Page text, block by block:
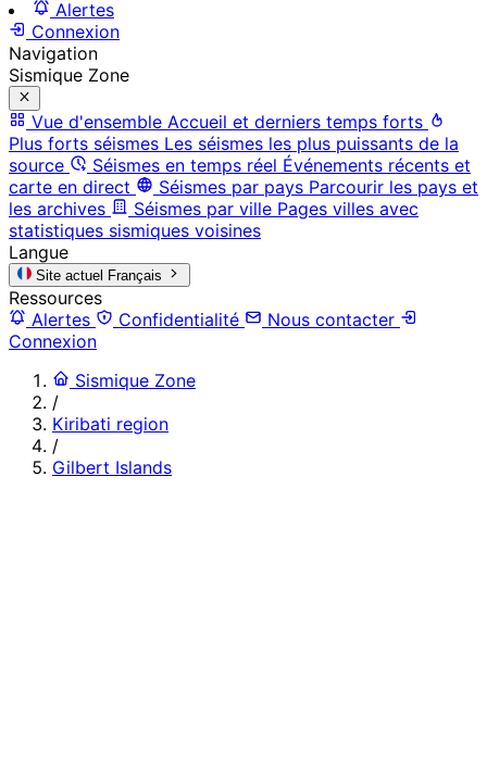
Alertes
Connexion
Navigation
Sismique Zone
Vue d'ensemble Accueil et derniers temps forts
Plus forts séismes Les séismes les plus puissants de la
source
Séismes en temps réel Événements récents et
carte en direct
Séismes par pays Parcourir les pays et
les archives
Séismes par ville Pages villes avec
statistiques sismiques voisines
Langue
Site actuel Français
Ressources
Alertes
Confidentialité
Nous contacter
Connexion
Sismique Zone
/
Kiribati region
/
Gilbert Islands